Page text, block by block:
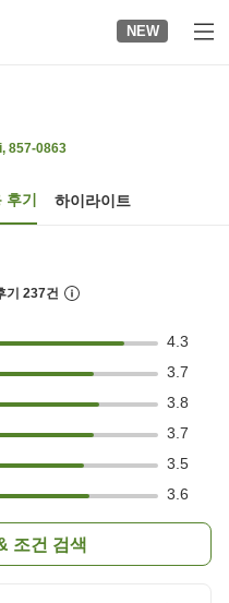
NEW
857-0863
후기 하이라이트
기 237건
4.3
3.7
3.8
3.7
3.5
3.6
조건 검색